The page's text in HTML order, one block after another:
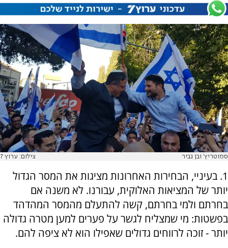
סמוטריץ' ובן גביר צילום: ערוץ 7
1. בעיניי, הבחירות האחרונות מציגות את המסר הגדול
יותר של המציאות האלוקית, עבורנו. לא משנה אם
בחרתם ולמי בחרתם, קשה להתעלם מהמסר המהדהד
בפשטות: מי שמצליח לגשר על פערים למען מטרה גדולה
יותר - זוכה לרווחים גדולים שאפילו הוא לא ציפה להם.